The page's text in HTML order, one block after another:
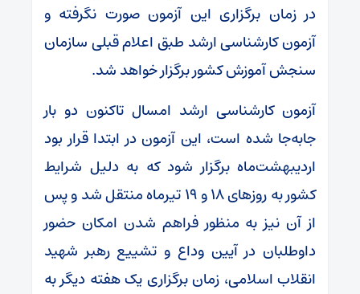
در زمان برگزاری این آزمون صورت نگرفته و
آزمون کارشناسی ارشد طبق اعلام قبلی سازمان
سنجش آموزش کشور برگزار خواهد شد.
آزمون کارشناسی ارشد امسال تاکنون دو بار
جابه‌جا شده است، این آزمون در ابتدا قرار بود
اردیبهشت‌ماه برگزار شود که به دلیل شرایط
کشور به روزهای ۱۸ و ۱۹ تیرماه منتقل شد و پس
از آن نیز به منظور فراهم شدن امکان حضور
داوطلبان در آیین وداع و تشییع رهبر شهید
انقلاب اسلامی، زمان برگزاری یک هفته دیگر به